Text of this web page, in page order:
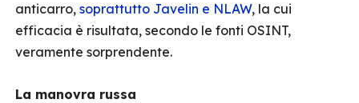
anticarro, soprattutto Javelin e NLAW, la cui
efficacia è risultata, secondo le fonti OSINT,
veramente sorprendente.
La manovra russa